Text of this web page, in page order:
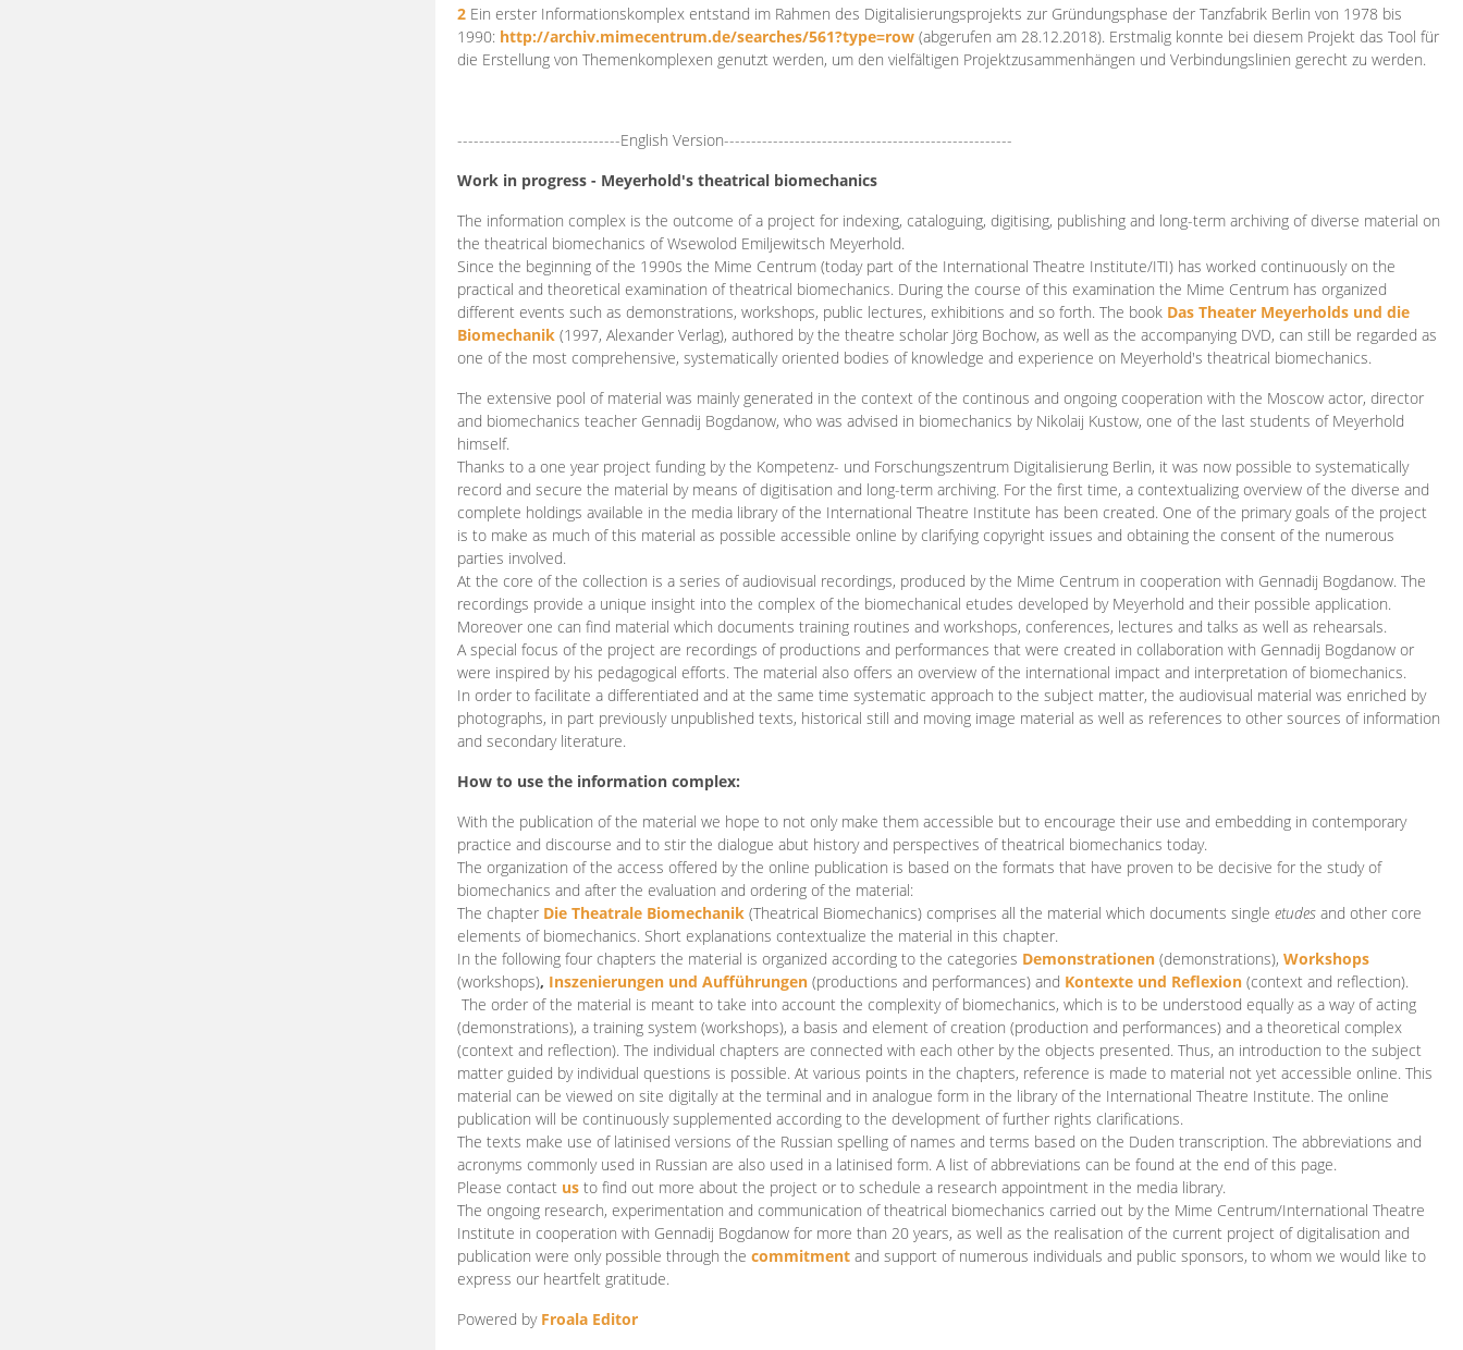
2 Ein erster Informationskomplex entstand im Rahmen des Digitalisierungsprojekts zur Gründungsphase der Tanzfabrik Berlin von 1978 bis
1990: http://archiv.mimecentrum.de/searches/561?type=row (abgerufen am 28.12.2018). Erstmalig konnte bei diesem Projekt das Tool für
die Erstellung von Themenkomplexen genutzt werden, um den vielfältigen Projektzusammenhängen und Verbindungslinien gerecht zu werden.
------------------------------English Version-----------------------------------------------------
Work in progress - Meyerhold's theatrical biomechanics
The information complex is the outcome of a project for indexing, cataloguing, digitising, publishing and long-term archiving of diverse material on
the theatrical biomechanics of Wsewolod Emiljewitsch Meyerhold.
Since the beginning of the 1990s the Mime Centrum (today part of the International Theatre Institute/ITI) has worked continuously on the
practical and theoretical examination of theatrical biomechanics. During the course of this examination the Mime Centrum has organized
different events such as demonstrations, workshops, public lectures, exhibitions and so forth. The book Das Theater Meyerholds und die
Biomechanik (1997, Alexander Verlag), authored by the theatre scholar Jörg Bochow, as well as the accompanying DVD, can still be regarded as
one of the most comprehensive, systematically oriented bodies of knowledge and experience on Meyerhold's theatrical biomechanics.
The extensive pool of material was mainly generated in the context of the continous and ongoing cooperation with the Moscow actor, director
and biomechanics teacher Gennadij Bogdanow, who was advised in biomechanics by Nikolaij Kustow, one of the last students of Meyerhold
himself.
Thanks to a one year project funding by the Kompetenz- und Forschungszentrum Digitalisierung Berlin, it was now possible to systematically
record and secure the material by means of digitisation and long-term archiving. For the first time, a contextualizing overview of the diverse and
complete holdings available in the media library of the International Theatre Institute has been created. One of the primary goals of the project
is to make as much of this material as possible accessible online by clarifying copyright issues and obtaining the consent of the numerous
parties involved.
At the core of the collection is a series of audiovisual recordings, produced by the Mime Centrum in cooperation with Gennadij Bogdanow. The
recordings provide a unique insight into the complex of the biomechanical etudes developed by Meyerhold and their possible application.
Moreover one can find material which documents training routines and workshops, conferences, lectures and talks as well as rehearsals.
A special focus of the project are recordings of productions and performances that were created in collaboration with Gennadij Bogdanow or
were inspired by his pedagogical efforts. The material also offers an overview of the international impact and interpretation of biomechanics.
In order to facilitate a differentiated and at the same time systematic approach to the subject matter, the audiovisual material was enriched by
photographs, in part previously unpublished texts, historical still and moving image material as well as references to other sources of information
and secondary literature.
How to use the information complex:
With the publication of the material we hope to not only make them accessible but to encourage their use and embedding in contemporary
practice and discourse and to stir the dialogue abut history and perspectives of theatrical biomechanics today.
The organization of the access offered by the online publication is based on the formats that have proven to be decisive for the study of
biomechanics and after the evaluation and ordering of the material:
The chapter Die Theatrale Biomechanik (Theatrical Biomechanics) comprises all the material which documents single etudes and other core
elements of biomechanics. Short explanations contextualize the material in this chapter.
In the following four chapters the material is organized according to the categories Demonstrationen (demonstrations), Workshops
(workshops), Inszenierungen und Aufführungen (productions and performances) and Kontexte und Reflexion (context and reflection).
The order of the material is meant to take into account the complexity of biomechanics, which is to be understood equally as a way of acting
(demonstrations), a training system (workshops), a basis and element of creation (production and performances) and a theoretical complex
(context and reflection). The individual chapters are connected with each other by the objects presented. Thus, an introduction to the subject
matter guided by individual questions is possible. At various points in the chapters, reference is made to material not yet accessible online. This
material can be viewed on site digitally at the terminal and in analogue form in the library of the International Theatre Institute. The online
publication will be continuously supplemented according to the development of further rights clarifications.
The texts make use of latinised versions of the Russian spelling of names and terms based on the Duden transcription. The abbreviations and
acronyms commonly used in Russian are also used in a latinised form. A list of abbreviations can be found at the end of this page.
Please contact us to find out more about the project or to schedule a research appointment in the media library.
The ongoing research, experimentation and communication of theatrical biomechanics carried out by the Mime Centrum/International Theatre
Institute in cooperation with Gennadij Bogdanow for more than 20 years, as well as the realisation of the current project of digitalisation and
publication were only possible through the commitment and support of numerous individuals and public sponsors, to whom we would like to
express our heartfelt gratitude.
Powered by Froala Editor